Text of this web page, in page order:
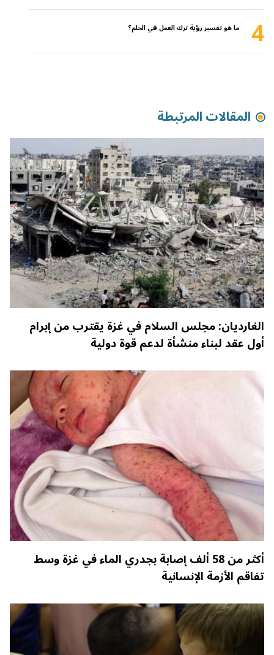
4
ما هو تفسير رؤية ترك العمل في الحلم؟
المقالات المرتبطة
الغارديان: مجلس السلام في غزة يقترب من إبرام
أول عقد لبناء منشأة لدعم قوة دولية
أكثر من 58 ألف إصابة بجدري الماء في غزة وسط
تفاقم الأزمة الإنسانية